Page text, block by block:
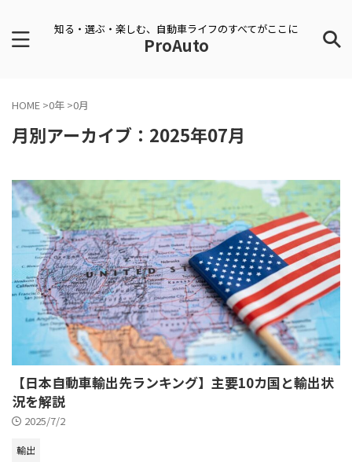
知る・選ぶ・楽しむ、自動車ライフのすべてがここに
ProAuto
HOME >0年 >0月
月別アーカイブ：2025年07月
【日本自動車輸出先ランキング】主要10カ国と輸出状
況を解説
2025/7/2
輸出